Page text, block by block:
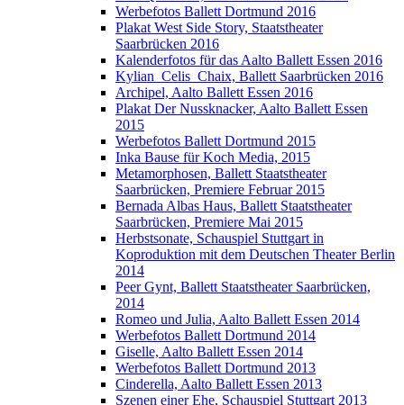
Werbefotos Ballett Dortmund 2016
Plakat West Side Story, Staatstheater
Saarbrücken 2016
Kalenderfotos für das Aalto Ballett Essen 2016
Kylian_Celis_Chaix, Ballett Saarbrücken 2016
Archipel, Aalto Ballett Essen 2016
Plakat Der Nussknacker, Aalto Ballett Essen
2015
Werbefotos Ballett Dortmund 2015
Inka Bause für Koch Media, 2015
Metamorphosen, Ballett Staatstheater
Saarbrücken, Premiere Februar 2015
Bernada Albas Haus, Ballett Staatstheater
Saarbrücken, Premiere Mai 2015
Herbstsonate, Schauspiel Stuttgart in
Koproduktion mit dem Deutschen Theater Berlin
2014
Peer Gynt, Ballett Staatstheater Saarbrücken,
2014
Romeo und Julia, Aalto Ballett Essen 2014
Werbefotos Ballett Dortmund 2014
Giselle, Aalto Ballett Essen 2014
Werbefotos Ballett Dortmund 2013
Cinderella, Aalto Ballett Essen 2013
Szenen einer Ehe, Schauspiel Stuttgart 2013